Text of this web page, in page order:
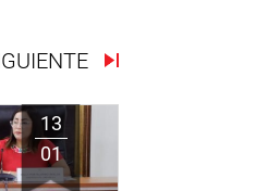
13
01